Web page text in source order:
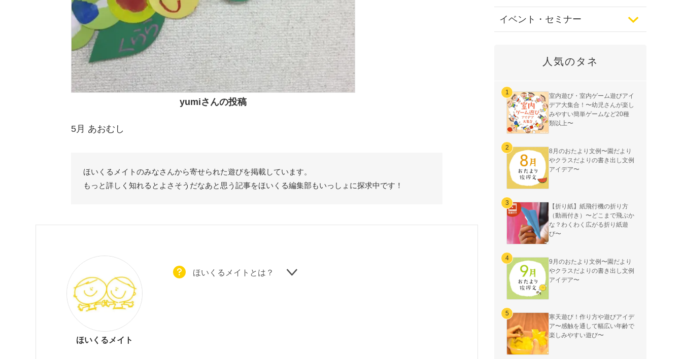
yumiさんの投稿
5月 あおむし
ほいくるメイトのみなさんから寄せられた遊びを掲載しています。
もっと詳しく知れるとよさそうだなあと思う記事をほいくる編集部もいっしょに探求中です！
ほいくるメイト
ほいくるメイトとは？
イベント・セミナー
人気のタネ
室内遊び・室内ゲーム遊びアイ
デア大集合！〜幼児さんが楽し
みやすい簡単ゲームなど20種
類以上〜
8月のおたより文例〜園だより
やクラスだよりの書き出し文例
アイデア〜
【折り紙】紙飛行機の折り方
（動画付き）〜どこまで飛ぶか
な？わくわく広がる折り紙遊
び〜
9月のおたより文例〜園だより
やクラスだよりの書き出し文例
アイデア〜
寒天遊び！作り方や遊びアイデ
ア〜感触を通して幅広い年齢で
楽しみやすい遊び〜